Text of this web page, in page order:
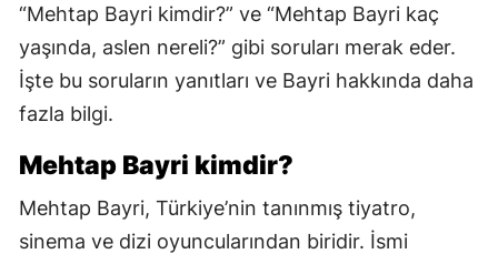
“Mehtap Bayri kimdir?” ve “Mehtap Bayri kaç
yaşında, aslen nereli?” gibi soruları merak eder.
İşte bu soruların yanıtları ve Bayri hakkında daha
fazla bilgi.
Mehtap Bayri kimdir?
Mehtap Bayri, Türkiye’nin tanınmış tiyatro,
sinema ve dizi oyuncularından biridir. İsmi